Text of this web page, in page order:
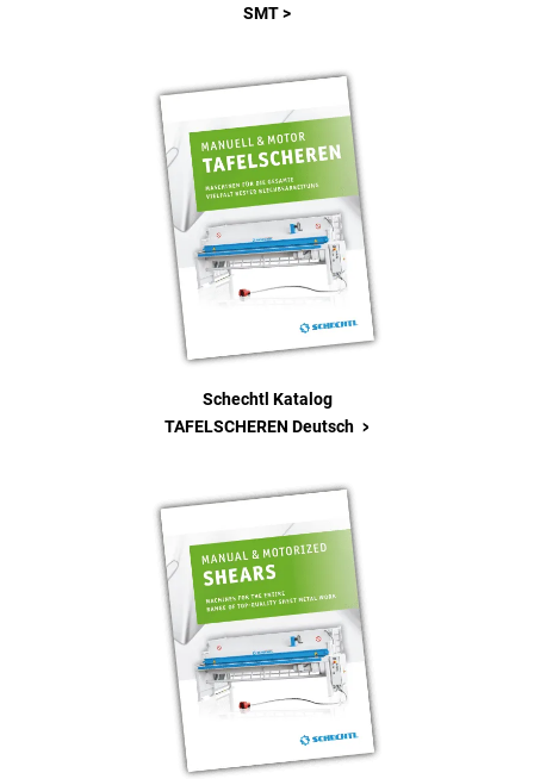
SMT >
Schechtl Katalog
TAFELSCHEREN Deutsch >